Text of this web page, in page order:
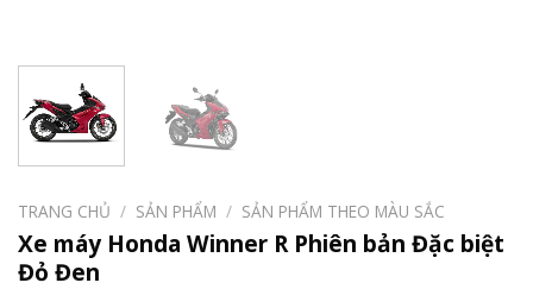
TRANG CHỦ / SẢN PHẨM / SẢN PHẨM THEO MÀU SẮC
Xe máy Honda Winner R Phiên bản Đặc biệt
Đỏ Đen